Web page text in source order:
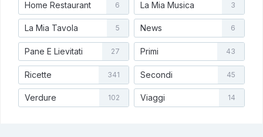
Home Restaurant 6 La Mia Musica 3
La Mia Tavola 5 News 6
Pane E Lievitati 27 Primi 43
Ricette 341 Secondi 45
Verdure 102 Viaggi 14